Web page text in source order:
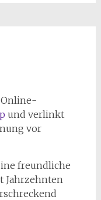
und verlinkt
vor
freundliche
Jahrzehnten